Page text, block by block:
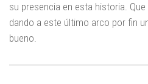
su presencia en esta historia.
dando a este último arco por fin
bueno.